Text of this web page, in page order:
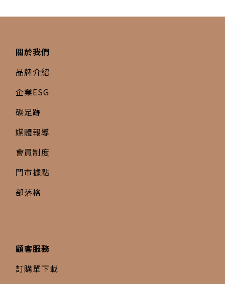
關於我們
品牌介紹
企業ESG
碳足跡
媒體報導
會員制度
門市據點
部落格
顧客服務
訂購單下載